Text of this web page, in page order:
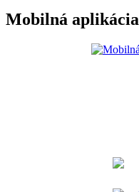
Mobilná aplikácia